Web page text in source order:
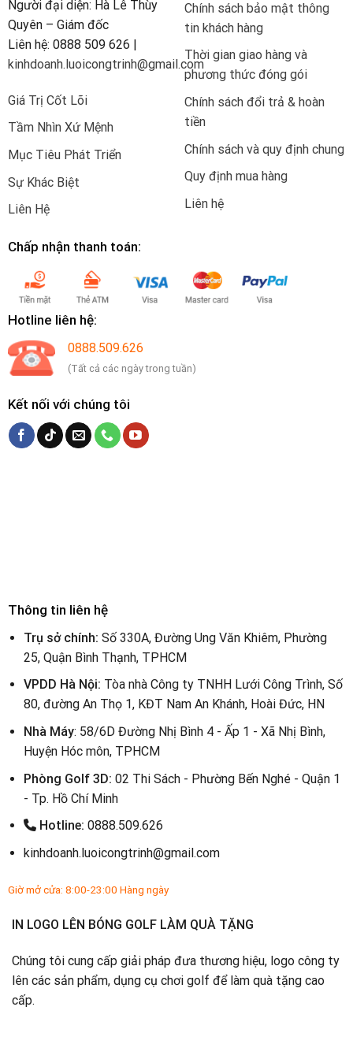
Người đại diện: Hà Lê Thùy
Quyên – Giám đốc
Liên hệ: 0888 509 626 |
kinhdoanh.luoicongtrinh@gmail.com
Giá Trị Cốt Lõi
Tầm Nhìn Xứ Mệnh
Mục Tiêu Phát Triển
Sự Khác Biệt
Liên Hệ
Chính sách bảo mật thông
tin khách hàng
Thời gian giao hàng và
phương thức đóng gói
Chính sách đổi trả & hoàn
tiền
Chính sách và quy định chung
Quy định mua hàng
Liên hệ
Chấp nhận thanh toán:
Hotline liên hệ:
0888.509.626
(Tất cả các ngày trong tuần)
Kết nối với chúng tôi
Thông tin liên hệ
Trụ sở chính: Số 330A, Đường Ung Văn Khiêm, Phường
25, Quận Bình Thạnh, TPHCM
VPDD Hà Nội: Tòa nhà Công ty TNHH Lưới Công Trình, Số
80, đường An Thọ 1, KĐT Nam An Khánh, Hoài Đức, HN
Nhà Máy: 58/6D Đường Nhị Bình 4 - Ấp 1 - Xã Nhị Bình,
Huyện Hóc môn, TPHCM
Phòng Golf 3D:02 Thi Sách - Phường Bến Nghé - Quận 1
- Tp. Hồ Chí Minh
Hotline: 0888.509.626
kinhdoanh.luoicongtrinh@gmail.com
Giờ mở cửa: 8:00-23:00 Hàng ngày
IN LOGO LÊN BÓNG GOLF LÀM QUÀ TẶNG
Chúng tôi cung cấp giải pháp đưa thương hiệu, logo công ty
lên các sản phẩm, dụng cụ chơi golf để làm quà tặng cao
cấp.